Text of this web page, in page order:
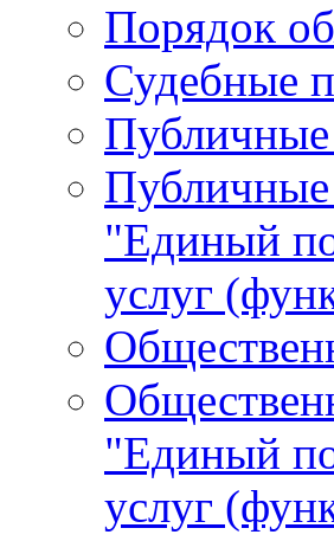
Порядок
Судебные
"Единый
услуг
"Единый
услуг